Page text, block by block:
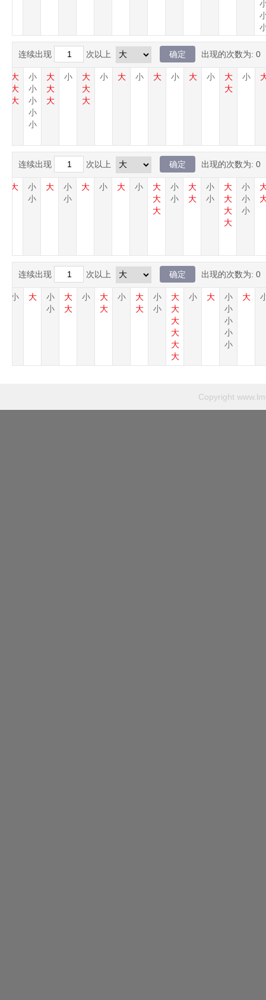
连续出现 次以上 出现的次数为: 0
小
大
大
小
大
小
大
小
大
小
大
大
大
小
大
大
大
小
小
小
小
小
大
大
大
连续出现 次以上 出现的次数为: 0
小
小
小
大
大
大
大
小
小
大
大
小
小
大
大
大
小
大
小
大
小
小
大
小
小
大
连续出现 次以上 出现的次数为: 0
大
小
小
小
小
小
大
小
大
大
大
大
大
大
小
小
大
大
小
大
大
小
大
大
小
小
大
小
Copyright